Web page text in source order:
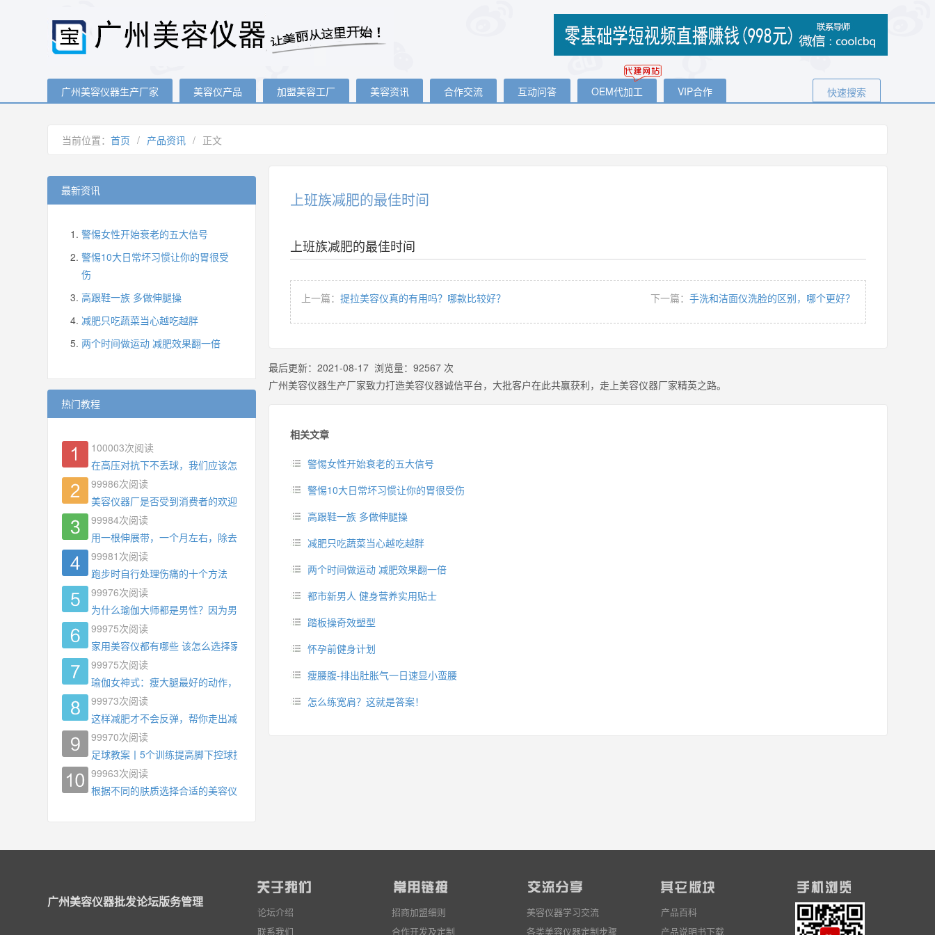
广州美容仪器生产厂家 美容仪产品 加盟美容工厂 美容资讯 合作交流 互动问答 OEM代加工 VIP合作 快速搜索
当前位置： 首页 / 产品资讯 / 正文
上班族减肥的最佳时间
上班族减肥的最佳时间
上一篇： 提拉美容仪真的有用吗？哪款比较好？ 下一篇： 手洗和洁面仪洗脸的区别，哪个更好？
最后更新： 2021-08-17 浏览量： 92567 次
广州美容仪器生产厂家致力打造美容仪器诚信平台，大批客户在此共赢获利，走上美容仪器厂家精英之路。
相关文章
警惕女性开始衰老的五大信号
警惕10大日常坏习惯让你的胃很受伤
高跟鞋一族 多做伸腿操
减肥只吃蔬菜当心越吃越胖
两个时间做运动 减肥效果翻一倍
都市新男人 健身营养实用贴士
踏板操奇效塑型
怀孕前健身计划
瘦腰腹-排出肚胀气一日速显小蛮腰
怎么练宽肩？这就是答案！
最新资讯
警惕女性开始衰老的五大信号
警惕10大日常坏习惯让你的胃很受
伤
高跟鞋一族 多做伸腿操
减肥只吃蔬菜当心越吃越胖
两个时间做运动 减肥效果翻一倍
热门教程
100003次阅读
在高压对抗下不丢球，我们应该怎么练?
99986次阅读
美容仪器厂是否受到消费者的欢迎
99984次阅读
用一根伸展带，一个月左右，除去了手臂拜拜肉，背也变薄了
99981 次阅读
跑步时自行处理伤痛的十个方法
99976次阅读
为什么瑜伽大师都是男性？因为男权，让女性失去同等的机会
99975次阅读
家用美容仪都有哪些 该怎么选择家用美容仪
99975次阅读
瑜伽女神式：瘦大腿最好的动作，没有之一，为什么你练了没效果？
99973次阅读
这样减肥才不会反弹，帮你走出减肥瓶颈
99970次阅读
足球教案丨5个训练提高脚下控球技术
99963次阅读
根据不同的肤质选择合适的美容仪器
广州美容仪器批发论坛版务管理
论坛介绍
联系我们
招商加盟细则
合作开发及定制
美容仪器学习交流
各类美容仪器定制步骤
产品百科
产品说明书下载